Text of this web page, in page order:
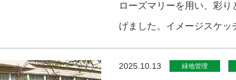
ローズマリーを用い、彩
げました。イメージスケ
2025.10.13 緑地管理